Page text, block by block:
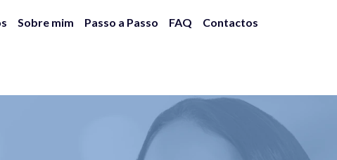
Sobre mim Passo a Passo FAQ Contactos